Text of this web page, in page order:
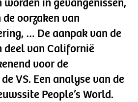
oorzaken van
… De aanpak van de
deel van Californië
voor de
VS. Een analyse van de
People’s World.